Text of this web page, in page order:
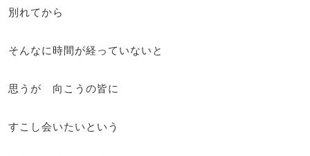
別れてから
そんなに時間が経っていないと
思うが 向こうの皆に
すこし会いたいという